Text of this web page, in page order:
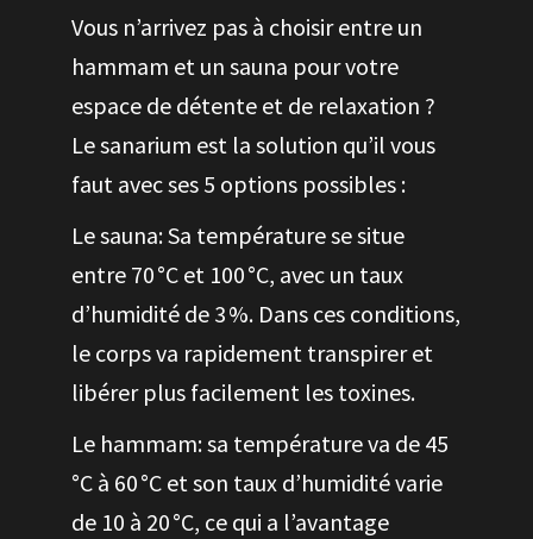
Vous n’arrivez pas à choisir entre un
hammam et un sauna pour votre
espace de détente et de relaxation ?
Le sanarium est la solution qu’il vous
faut avec ses 5 options possibles :
Le sauna: Sa température se situe
entre 70 °C et 100 °C, avec un taux
d’humidité de 3 %. Dans ces conditions,
le corps va rapidement transpirer et
libérer plus facilement les toxines.
Le hammam: sa température va de 45
°C à 60 °C et son taux d’humidité varie
de 10 à 20 °C, ce qui a l’avantage